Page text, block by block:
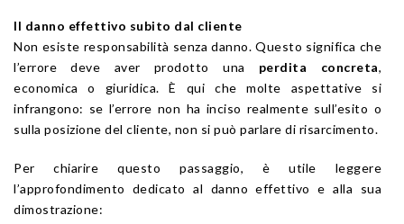
Il danno effettivo subito dal cliente
Non esiste responsabilità senza danno. Questo significa che
l’errore deve aver prodotto una perdita concreta,
economica o giuridica. È qui che molte aspettative si
infrangono: se l’errore non ha inciso realmente sull’esito o
sulla posizione del cliente, non si può parlare di risarcimento.
Per chiarire questo passaggio, è utile leggere
l’approfondimento dedicato al danno effettivo e alla sua
dimostrazione: